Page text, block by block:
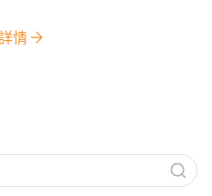
情